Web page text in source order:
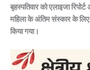
बृहस्पतिवार को एलाइजा
महिला के अंतिम संस्कार के
किया गया।